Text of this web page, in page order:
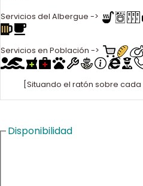
Servicios del Albergue ->
Servicios en Población ->
[Situando el ratón sobre
Disponibilidad